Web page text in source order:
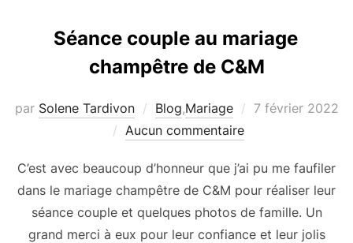
Séance couple au mariage
champêtre de C&M
par Solene Tardivon Blog,Mariage
Publié
7 février 2022
Aucun commentaire
C’est avec beaucoup d’honneur que j’ai pu me faufiler
dans le mariage champêtre de C&M pour réaliser leur
séance couple et quelques photos de famille. Un
grand merci à eux pour leur confiance et leur jolis